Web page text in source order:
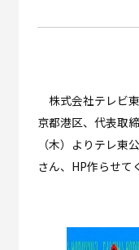
株式会社テレビ
京都港区、代表取
（木）よりテレ東
さん、HP作らせて